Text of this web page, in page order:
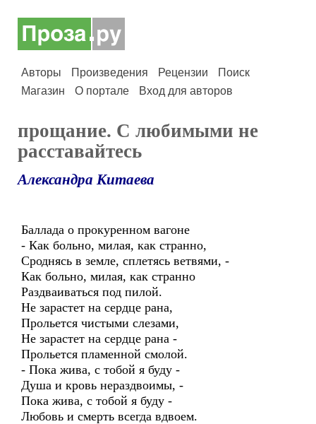
Авторы Произведения Рецензии
Поиск
Магазин
О портале Вход для авторов
прощание. С любимыми не
расставайтесь
Александра Китаева
Баллада о прокуренном вагоне
- Как больно, милая, как странно,
Сроднясь в земле, сплетясь ветвями, -
Как больно, милая, как странно
Раздваиваться под пилой.
Не зарастет на сердце рана,
Прольется чистыми слезами,
Не зарастет на сердце рана -
Прольется пламенной смолой.
- Пока жива, с тобой я буду -
Душа и кровь нераздвоимы, -
Пока жива, с тобой я буду -
Любовь и смерть всегда вдвоем.